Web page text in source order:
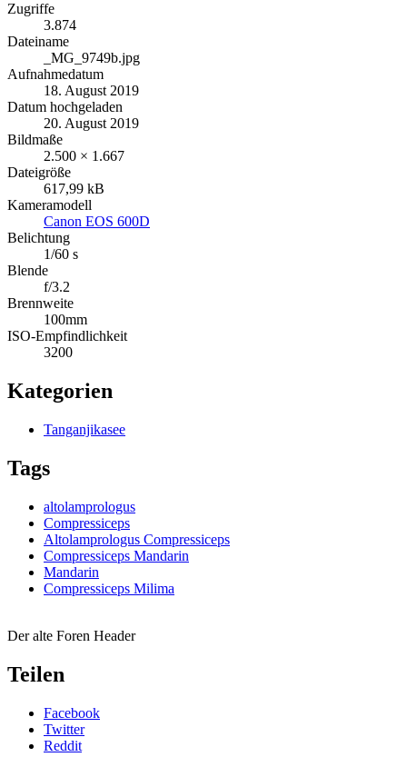
Zugriffe
3.874
Dateiname
_MG_9749b.jpg
Aufnahmedatum
18. August 2019
Datum hochgeladen
20. August 2019
Bildmaße
2.500 × 1.667
Dateigröße
617,99 kB
Kameramodell
Canon EOS 600D
Belichtung
1/60 s
Blende
f/3.2
Brennweite
100mm
ISO-Empfindlichkeit
3200
Kategorien
Tanganjikasee
Tags
altolamprologus
Compressiceps
Altolamprologus Compressiceps
Compressiceps Mandarin
Mandarin
Compressiceps Milima
Der alte Foren Header
Teilen
Facebook
Twitter
Reddit